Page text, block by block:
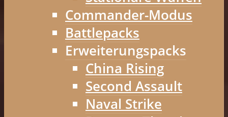
Commander-Modus
Battlepacks
Erweiterungspacks
China Rising
Second Assault
Naval Strike